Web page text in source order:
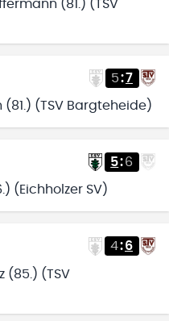
(81.) (TSV
5:7
(TSV Bargteheide)
5:6
(Eichholzer SV)
4:6
(85.) (TSV